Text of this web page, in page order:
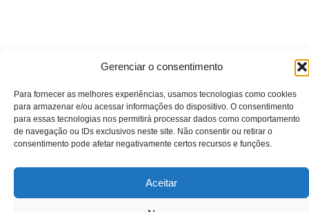
Gerenciar o consentimento
Para fornecer as melhores experiências, usamos tecnologias como cookies
para armazenar e/ou acessar informações do dispositivo. O consentimento
para essas tecnologias nos permitirá processar dados como comportamento
de navegação ou IDs exclusivos neste site. Não consentir ou retirar o
consentimento pode afetar negativamente certos recursos e funções.
Aceitar